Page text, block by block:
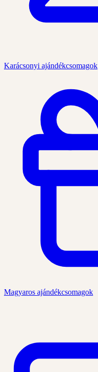
Karácsonyi ajándékcsomagok
Magyaros ajándékcsomagok